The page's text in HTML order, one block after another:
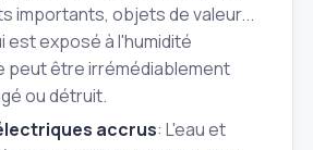
importants, objets de valeur...
est exposé à l'humidité
peut être irrémédiablement
ou détruit.
accrus: L'eau et